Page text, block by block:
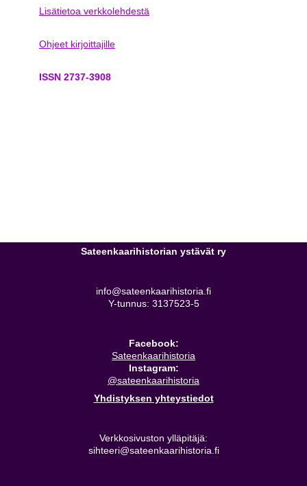
Lisätietoa verkkolehdestä
Ohjeet kirjoittajille
ISSN 2737-3908
Sateenkaarihistorian ystävät ry
info@sateenkaarihistoria.fi
Y-tunnus: 3137523-5
Facebook:
Sateenkaarihistoria
Instagram:
@sateenkaarihistoria
Yhdistyksen yhteystiedot
Verkkosivuston ylläpitäjä:
sihteeri@sateenkaarihistoria.fi